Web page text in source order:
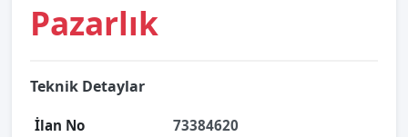
Pazarlık
Teknik Detaylar
İlan No 73384620